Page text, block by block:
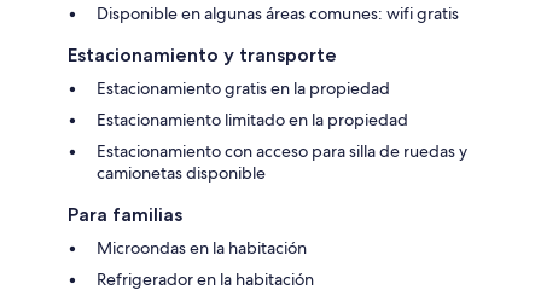
Disponible en algunas áreas comunes: wifi gratis
Estacionamiento y transporte
Estacionamiento gratis en la propiedad
Estacionamiento limitado en la propiedad
Estacionamiento con acceso para silla de ruedas y
camionetas disponible
Para familias
Microondas en la habitación
Refrigerador en la habitación